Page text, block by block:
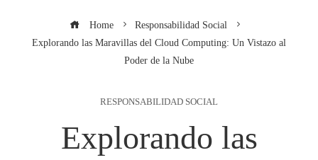
Home
Responsabilidad Social
Explorando las Maravillas del Cloud Computing: Un Vistazo al
Poder de la Nube
RESPONSABILIDAD SOCIAL
Explorando las